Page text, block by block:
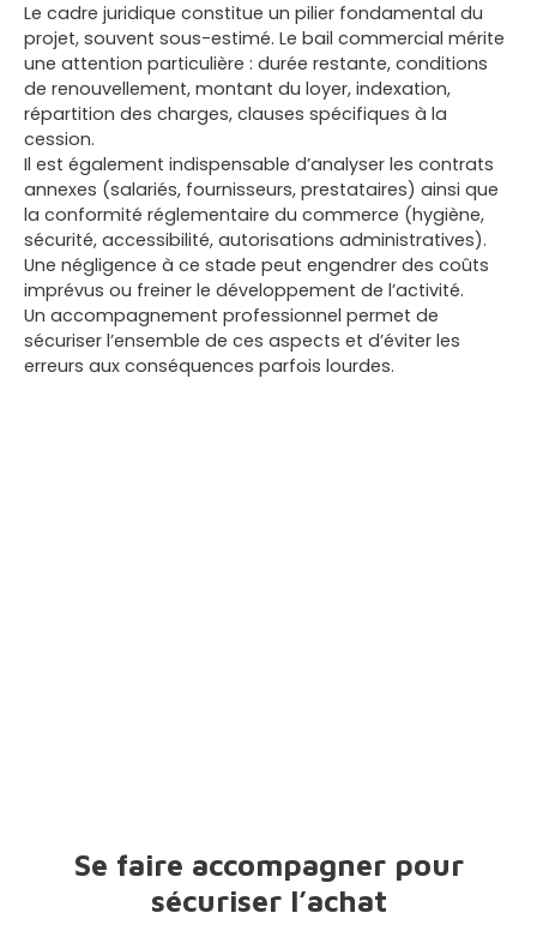
Le cadre juridique constitue un pilier fondamental du
projet, souvent sous-estimé. Le bail commercial mérite
une attention particulière : durée restante, conditions
de renouvellement, montant du loyer, indexation,
répartition des charges, clauses spécifiques à la
cession.
Il est également indispensable d’analyser les contrats
annexes (salariés, fournisseurs, prestataires) ainsi que
la conformité réglementaire du commerce (hygiène,
sécurité, accessibilité, autorisations administratives).
Une négligence à ce stade peut engendrer des coûts
imprévus ou freiner le développement de l’activité.
Un accompagnement professionnel permet de
sécuriser l’ensemble de ces aspects et d’éviter les
erreurs aux conséquences parfois lourdes.
Se faire accompagner pour
sécuriser l’achat